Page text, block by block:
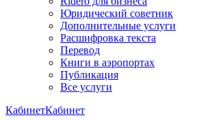
Юридический советник
Дополнительные услуги
Расшифровка текста
Перевод
Книги в аэропортах
Публикация
Все услуги
КабинетКабинет